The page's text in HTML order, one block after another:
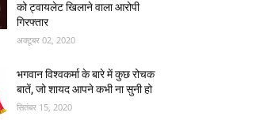
को ट्वायलेट खिलाने वाला आरोपी
गिरफ्तार
अक्टूबर 02, 2020
भगवान विश्वकर्मा के बारे में कुछ रोचक
बातें, जो शायद आपने कभी ना सुनी हो
सितंबर 15, 2020